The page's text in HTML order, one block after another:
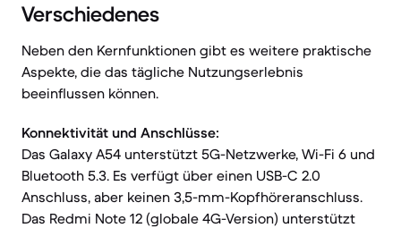
Verschiedenes
Neben den Kernfunktionen gibt es weitere praktische
Aspekte, die das tägliche Nutzungserlebnis
beeinflussen können.
Konnektivität und Anschlüsse:
Das Galaxy A54 unterstützt 5G-Netzwerke, Wi-Fi 6 und
Bluetooth 5.3. Es verfügt über einen USB-C 2.0
Anschluss, aber keinen 3,5-mm-Kopfhöreranschluss.
Das Redmi Note 12 (globale 4G-Version) unterstützt